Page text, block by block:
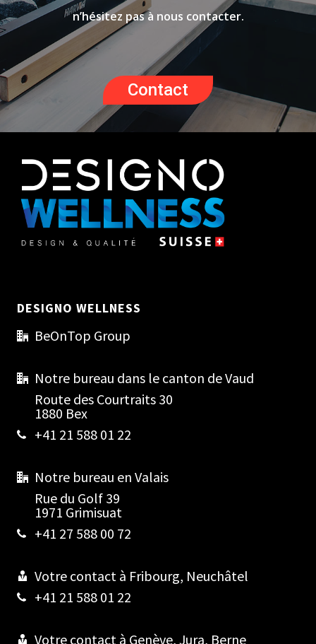
n’hésitez pas à nous contacter.
Contact
DESIGNO WELLNESS
BeOnTop Group
Notre bureau dans le canton de Vaud
Route des Courtraits 30
1880 Bex
+41 21 588 01 22
Notre bureau en Valais
Rue du Golf 39
1971 Grimisuat
+41 27 588 00 72
Votre contact à Fribourg, Neuchâtel
+41 21 588 01 22
Votre contact à Genève, Jura, Berne